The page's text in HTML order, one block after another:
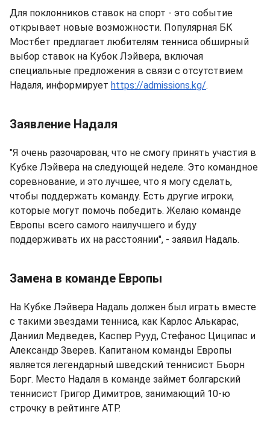
Для поклонников ставок на спорт - это событие
открывает новые возможности. Популярная БК
Мостбет предлагает любителям тенниса обширный
выбор ставок на Кубок Лэйвера, включая
специальные предложения в связи с отсутствием
Надаля, информирует https://admissions.kg/.
Заявление Надаля
"Я очень разочарован, что не смогу принять участия в
Кубке Лэйвера на следующей неделе. Это командное
соревнование, и это лучшее, что я могу сделать,
чтобы поддержать команду. Есть другие игроки,
которые могут помочь победить. Желаю команде
Европы всего самого наилучшего и буду
поддерживать их на расстоянии", - заявил Надаль.
Замена в команде Европы
На Кубке Лэйвера Надаль должен был играть вместе
с такими звездами тенниса, как Карлос Алькарас,
Даниил Медведев, Каспер Рууд, Стефанос Циципас и
Александр Зверев. Капитаном команды Европы
является легендарный шведский теннисист Бьорн
Борг. Место Надаля в команде займет болгарский
теннисист Григор Димитров, занимающий 10-ю
строчку в рейтинге ATP.